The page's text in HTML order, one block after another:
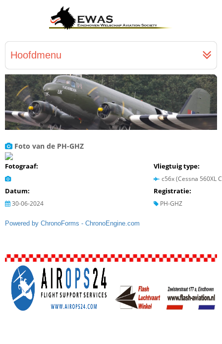
Hoofdmenu
Foto van de PH-GHZ
Fotograaf: Vliegtuig type:
c56x (Cessna 560XL
Datum: Registratie:
30-06-2024 PH-GHZ
Powered by ChronoForms - ChronoEngine.com